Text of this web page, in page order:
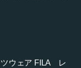
ウェア FILA レ